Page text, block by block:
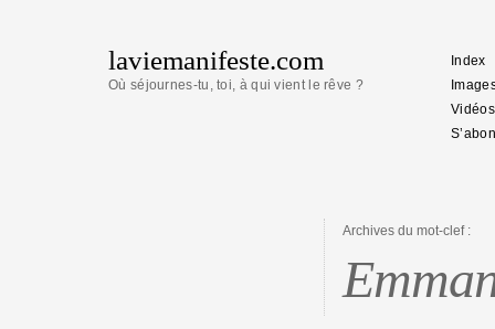
laviemanifeste.com
Où séjournes-tu, toi, à qui vient le rêve ?
Index
Vidéos
Archives du mot-clef :